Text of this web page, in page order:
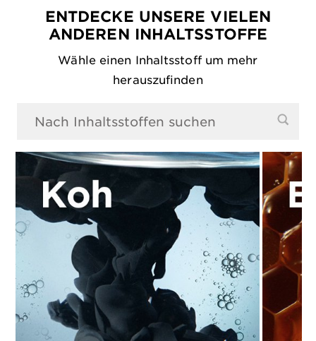
ENTDECKE UNSERE VIELEN
ANDEREN INHALTSSTOFFE
Wähle einen Inhaltsstoff um mehr
herauszufinden